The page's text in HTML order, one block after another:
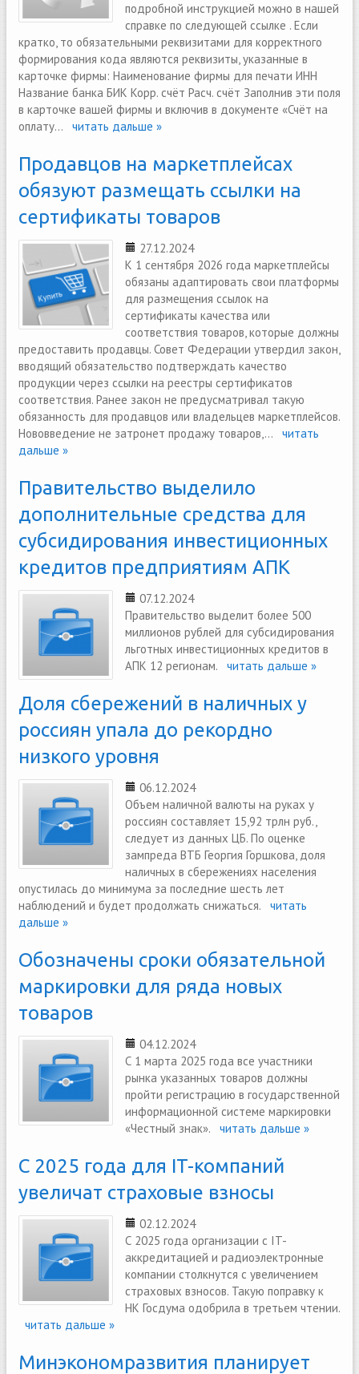
подробной инструкцией можно в нашей
справке по следующей ссылке . Если
кратко, то обязательными реквизитами для корректного
формирования кода являются реквизиты, указанные в
карточке фирмы: Наименование фирмы для печати ИНН
Название банка БИК Корр. счёт Расч. счёт Заполнив эти поля
в карточке вашей фирмы и включив в документе «Счёт на
оплату... читать дальше »
Продавцов на маркетплейсах
обязуют размещать ссылки на
сертификаты товаров
27.12.2024
К 1 сентября 2026 года маркетплейсы
обязаны адаптировать свои платформы
для размещения ссылок на
сертификаты качества или
соответствия товаров, которые должны
предоставить продавцы. Совет Федерации утвердил закон,
вводящий обязательство подтверждать качество
продукции через ссылки на реестры сертификатов
соответствия. Ранее закон не предусматривал такую
обязанность для продавцов или владельцев маркетплейсов.
Нововведение не затронет продажу товаров,... читать
дальше »
Правительство выделило
дополнительные средства для
субсидирования инвестиционных
кредитов предприятиям АПК
07.12.2024
Правительство выделит более 500
миллионов рублей для субсидирования
льготных инвестиционных кредитов в
АПК 12 регионам. читать дальше »
Доля сбережений в наличных у
россиян упала до рекордно
низкого уровня
06.12.2024
Объем наличной валюты на руках у
россиян составляет 15,92 трлн руб.,
следует из данных ЦБ. По оценке
зампреда ВТБ Георгия Горшкова, доля
наличных в сбережениях населения
опустилась до минимума за последние шесть лет
наблюдений и будет продолжать снижаться. читать
дальше »
Обозначены сроки обязательной
маркировки для ряда новых
товаров
04.12.2024
С 1 марта 2025 года все участники
рынка указанных товаров должны
пройти регистрацию в государственной
информационной системе маркировки
«Честный знак». читать дальше »
С 2025 года для IT-компаний
увеличат страховые взносы
02.12.2024
С 2025 года организации с IT-
аккредитацией и радиоэлектронные
компании столкнутся с увеличением
страховых взносов. Такую поправку к
НК Госдума одобрила в третьем чтении.
читать дальше »
Минэкономразвития планирует